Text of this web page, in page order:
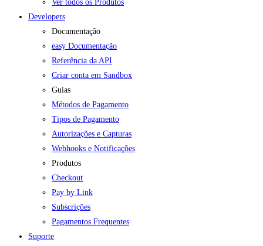
Ver todos os Produtos
Developers
Documentação
easy Documentação
Referência da API
Criar conta em Sandbox
Guias
Métodos de Pagamento
Tipos de Pagamento
Autorizações e Capturas
Webhooks e Notificações
Produtos
Checkout
Pay by Link
Subscrições
Pagamentos Frequentes
Suporte